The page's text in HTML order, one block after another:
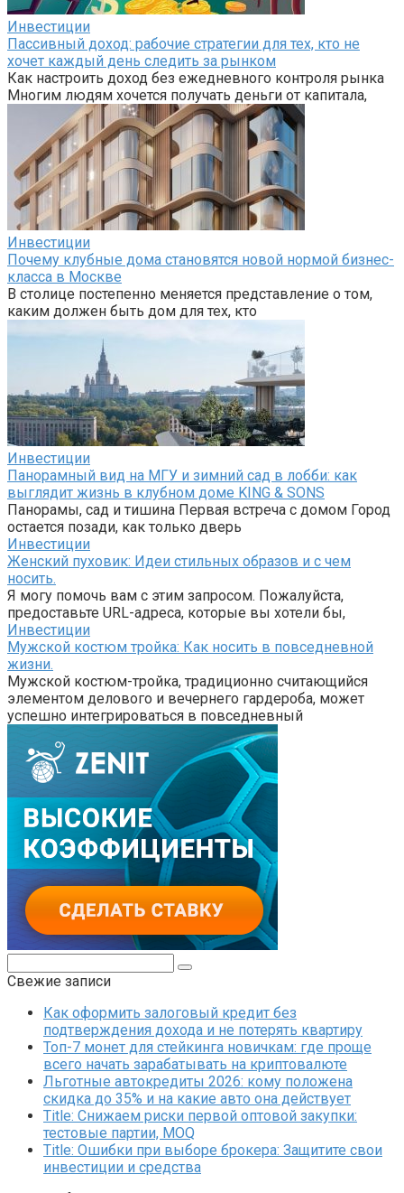
Инвестиции
Пассивный доход: рабочие стратегии для тех, кто не
хочет каждый день следить за рынком
Как настроить доход без ежедневного контроля рынка
Многим людям хочется получать деньги от капитала,
Инвестиции
Почему клубные дома становятся новой нормой бизнес-
класса в Москве
В столице постепенно меняется представление о том,
каким должен быть дом для тех, кто
Инвестиции
Панорамный вид на МГУ и зимний сад в лобби: как
выглядит жизнь в клубном доме KING & SONS
Панорамы, сад и тишина Первая встреча с домом Город
остается позади, как только дверь
Инвестиции
Женский пуховик: Идеи стильных образов и с чем
носить.
Я могу помочь вам с этим запросом. Пожалуйста,
предоставьте URL-адреса, которые вы хотели бы,
Инвестиции
Мужской костюм тройка: Как носить в повседневной
жизни.
Мужской костюм-тройка, традиционно считающийся
элементом делового и вечернего гардероба, может
успешно интегрироваться в повседневный
Свежие записи
Как оформить залоговый кредит без
подтверждения дохода и не потерять квартиру
Топ-7 монет для стейкинга новичкам: где проще
всего начать зарабатывать на криптовалюте
Льготные автокредиты 2026: кому положена
скидка до 35% и на какие авто она действует
Title: Снижаем риски первой оптовой закупки:
тестовые партии, MOQ
Title: Ошибки при выборе брокера: Защитите свои
инвестиции и средства